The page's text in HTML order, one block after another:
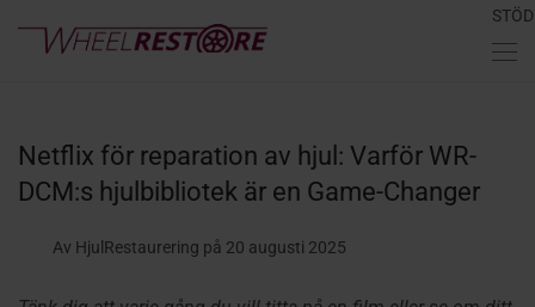
STÖD
Netflix för reparation av hjul: Varför WR-
DCM:s hjulbibliotek är en Game-Changer
Av HjulRestaurering på 20 augusti 2025